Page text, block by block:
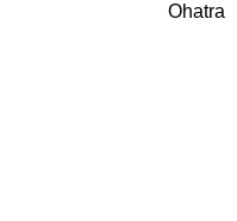
Ohatra